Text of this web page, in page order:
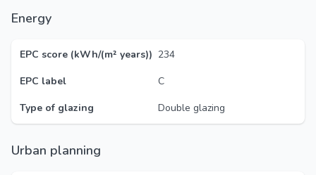
Energy
EPC score (kWh/(m² years)) 234
EPC label
C
Type of glazing
Double glazing
Urban planning